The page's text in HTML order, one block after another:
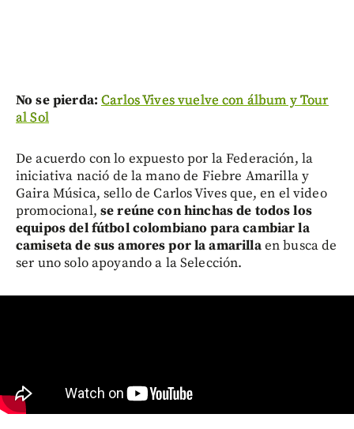
No se pierda:Carlos Vives vuelve con álbum y Tour
al Sol
De acuerdo con lo expuesto por la Federación, la
iniciativa nació de la mano de Fiebre Amarilla y
Gaira Música, sello de Carlos Vives que, en el video
promocional, se reúne con hinchas de todos los
equipos del fútbol colombiano para cambiar la
camiseta de sus amores por la amarillaen busca de
ser uno solo apoyando a la Selección.